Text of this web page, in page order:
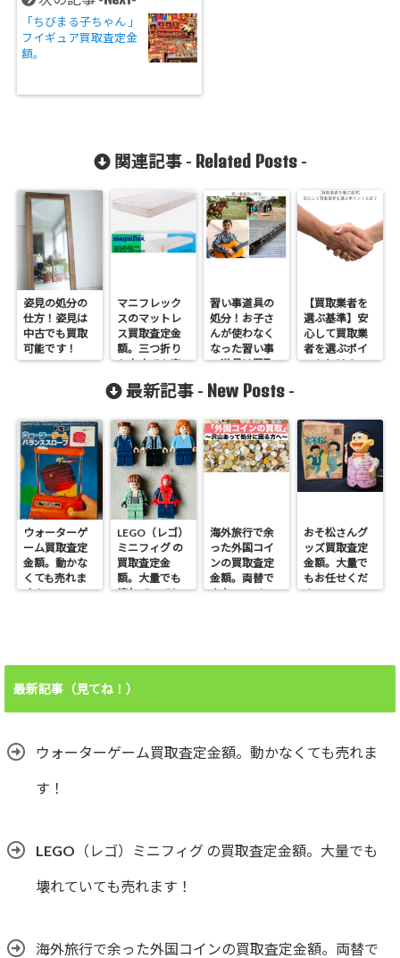
「ちびまる子ちゃん 」
フイギュア買取査定金
額。
関連記事 - Related Posts-
姿見の処分の
仕方！姿見は
中古でも買取
可能です！
マニフレック
スのマットレ
ス買取査定金
額。三つ折り
も中古でも売
習い事道具の
処分！お子さ
んが使わなく
なった習い事
の道具は買取
【買取業者を
選ぶ基準】安
心して買取業
者を選ぶポイ
ントとは？
最新記事 - New Posts -
ウォーターゲ
ーム買取査定
金額。動かな
くても売れま
す！
LEGO（レゴ）
ミニフィグ の
買取査定金
額。大量でも
壊れていても
海外旅行で余
った外国コイ
ンの買取査定
金額。両替で
きないコイン
おそ松さんグ
ッズ買取査定
金額。大量で
もお任せくだ
さい。
最新記事（見てね！）
ウォーターゲーム買取査定金額。動かなくても売れま
す！
LEGO（レゴ）ミニフィグ の買取査定金額。大量でも
壊れていても売れます！
海外旅行で余った外国コインの買取査定金額。両替で